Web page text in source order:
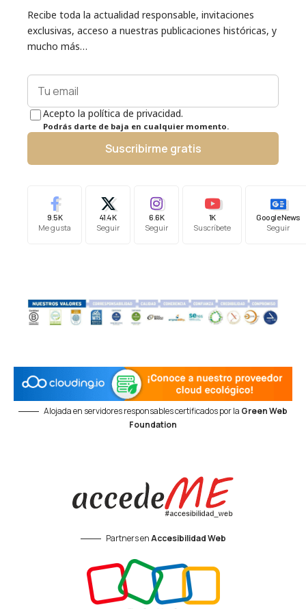
Recibe toda la actualidad responsable, invitaciones
exclusivas, acceso a nuestras publicaciones históricas, y
mucho más…
Acepto la política de privacidad.
Podrás darte de baja en cualquier momento.
Suscribirme gratis
9.5K
Me gusta
41.4K
Seguir
6.6K
Seguir
1K
Suscríbete
Google News
Seguir
Alojada en servidores responsables certificados por la Green Web
Foundation
Partners enAccesibilidad Web